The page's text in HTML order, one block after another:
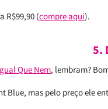
R$99,90 (compre aqui).
5.
Que Nem, lembram?
Blue, mas pelo preço ele